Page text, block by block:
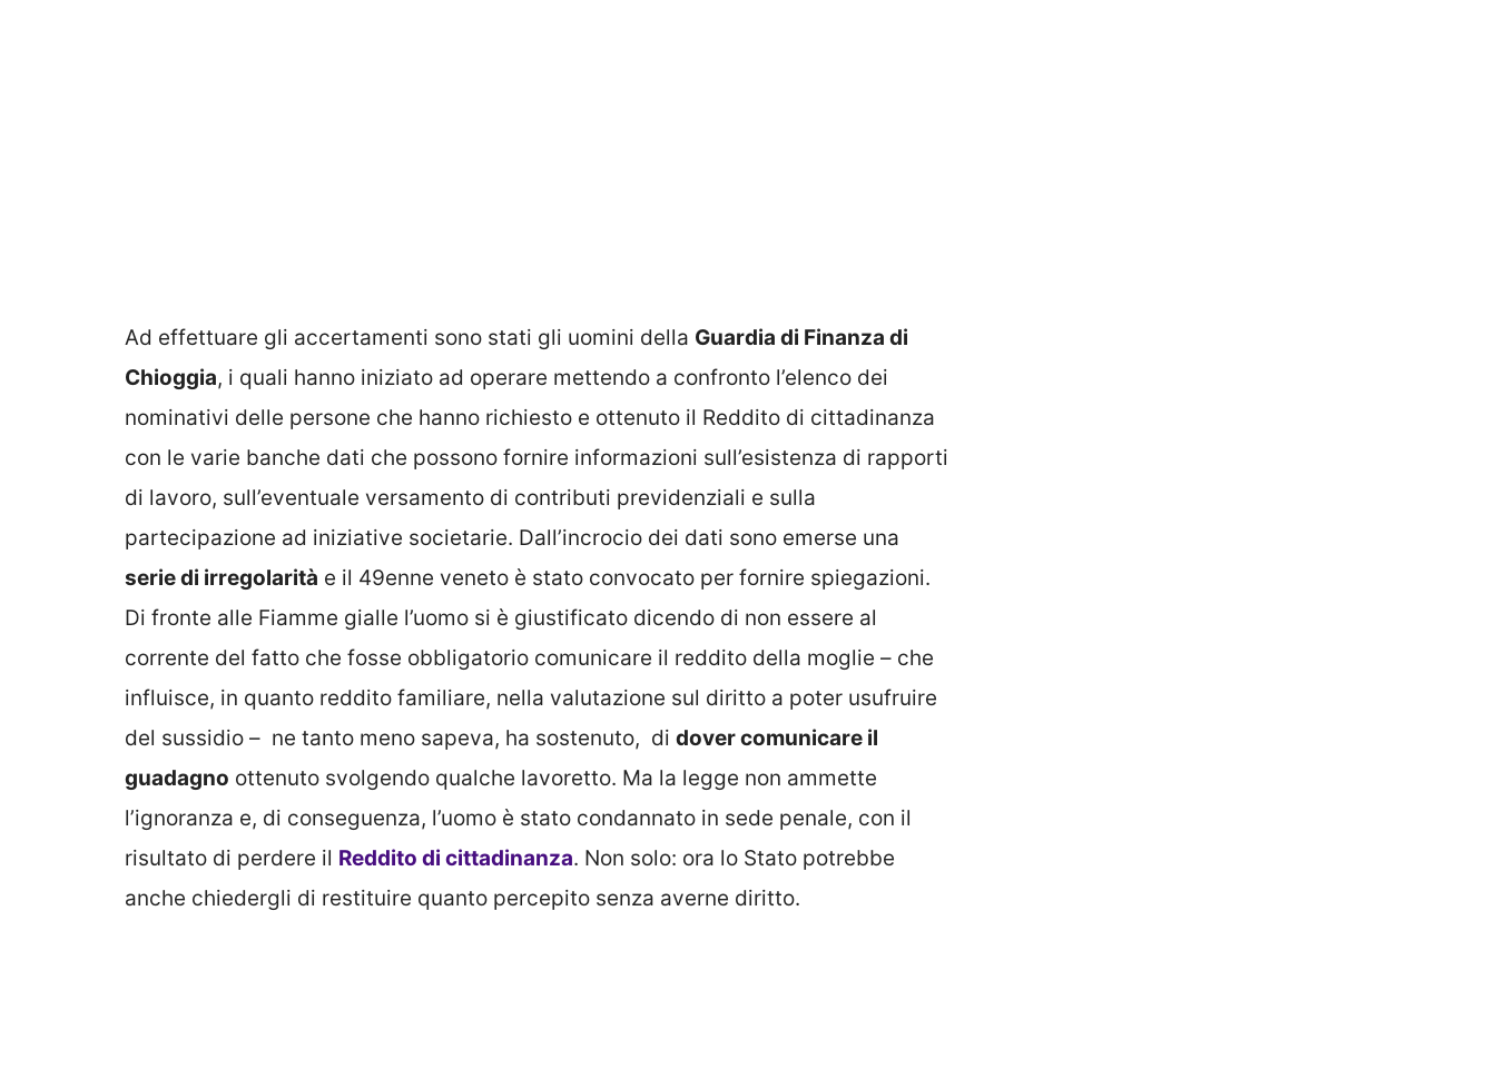
Ad effettuare gli accertamenti sono stati gli uomini della Guardia di Finanza di
Chioggia, i quali hanno iniziato ad operare mettendo a confronto l’elenco dei
nominativi delle persone che hanno richiesto e ottenuto il Reddito di cittadinanza
con le varie banche dati che possono fornire informazioni sull’esistenza di rapporti
di lavoro, sull’eventuale versamento di contributi previdenziali e sulla
partecipazione ad iniziative societarie. Dall’incrocio dei dati sono emerse una
serie di irregolarità e il 49enne veneto è stato convocato per fornire spiegazioni.
Di fronte alle Fiamme gialle l’uomo si è giustificato dicendo di non essere al
corrente del fatto che fosse obbligatorio comunicare il reddito della moglie – che
influisce, in quanto reddito familiare, nella valutazione sul diritto a poter usufruire
del sussidio – ne tanto meno sapeva, ha sostenuto, di dover comunicare il
guadagno ottenuto svolgendo qualche lavoretto. Ma la legge non ammette
l’ignoranza e, di conseguenza, l’uomo è stato condannato in sede penale, con il
risultato di perdere il Reddito di cittadinanza. Non solo: ora lo Stato potrebbe
anche chiedergli di restituire quanto percepito senza averne diritto.